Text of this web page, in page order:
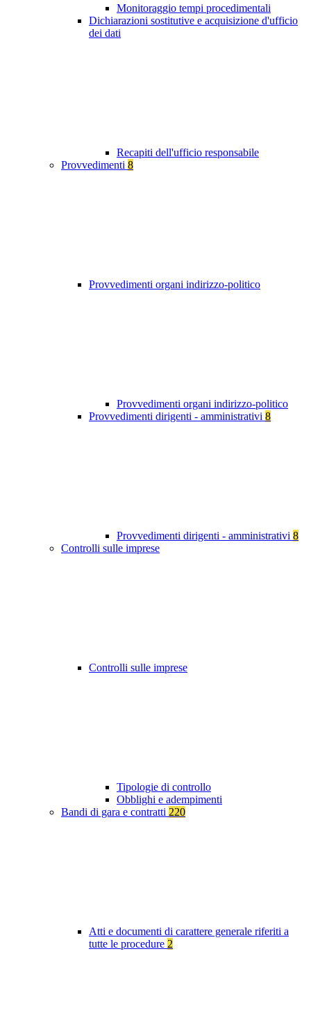
Monitoraggio tempi procedimentali
Dichiarazioni sostitutive e acquisizione d'ufficio
dei dati
Recapiti dell'ufficio responsabile
Provvedimenti 8
Provvedimenti organi indirizzo-politico
Provvedimenti organi indirizzo-politico
Provvedimenti dirigenti - amministrativi 8
Provvedimenti dirigenti - amministrativi 8
Controlli sulle imprese
Controlli sulle imprese
Tipologie di controllo
Obblighi e adempimenti
Bandi di gara e contratti 220
Atti e documenti di carattere generale riferiti a
tutte le procedure 2